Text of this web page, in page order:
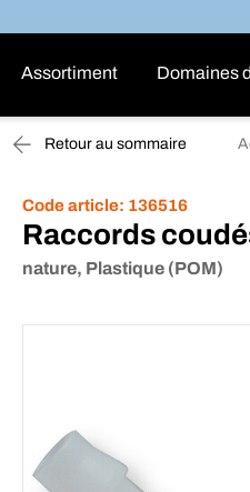
Assortiment Domaines
Retour au sommaire
Code article: 136516
Raccords
nature, Plastique (POM)